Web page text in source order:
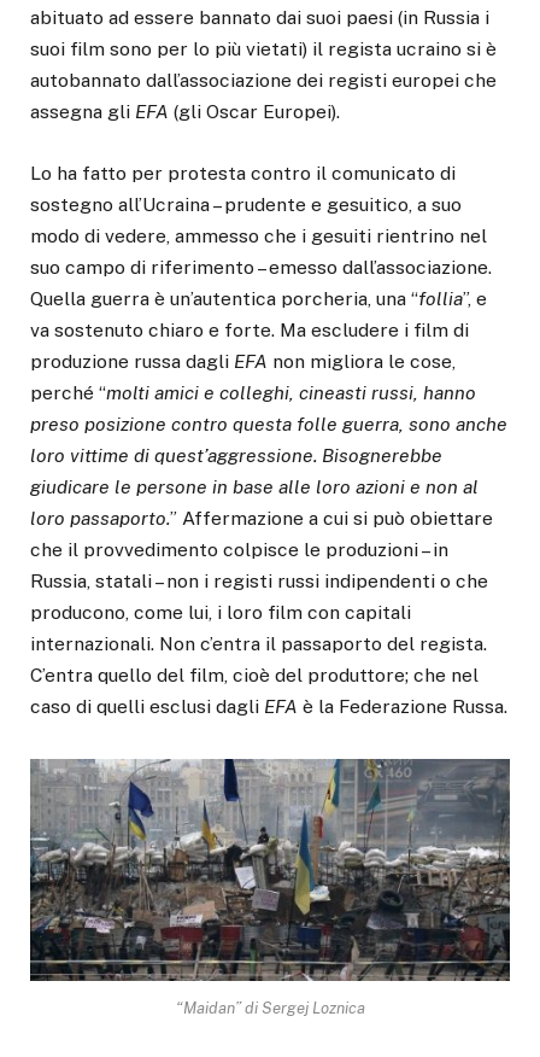
abituato ad essere bannato dai suoi paesi (in Russia i
suoi film sono per lo più vietati) il regista ucraino si è
autobannato dall’associazione dei registi europei che
assegna gli EFA (gli Oscar Europei).
Lo ha fatto per protesta contro il comunicato di
sostegno all’Ucraina – prudente e gesuitico, a suo
modo di vedere, ammesso che i gesuiti rientrino nel
suo campo di riferimento – emesso dall’associazione.
Quella guerra è un’autentica porcheria, una “follia”, e
va sostenuto chiaro e forte. Ma escludere i film di
produzione russa dagli EFA non migliora le cose,
perché “molti amici e colleghi, cineasti russi, hanno
preso posizione contro questa folle guerra, sono anche
loro vittime di quest’aggressione. Bisognerebbe
giudicare le persone in base alle loro azioni e non al
loro passaporto.” Affermazione a cui si può obiettare
che il provvedimento colpisce le produzioni – in
Russia, statali – non i registi russi indipendenti o che
producono, come lui, i loro film con capitali
internazionali. Non c’entra il passaporto del regista.
C’entra quello del film, cioè del produttore; che nel
caso di quelli esclusi dagli EFA è la Federazione Russa.
“Maidan” di Sergej Loznica